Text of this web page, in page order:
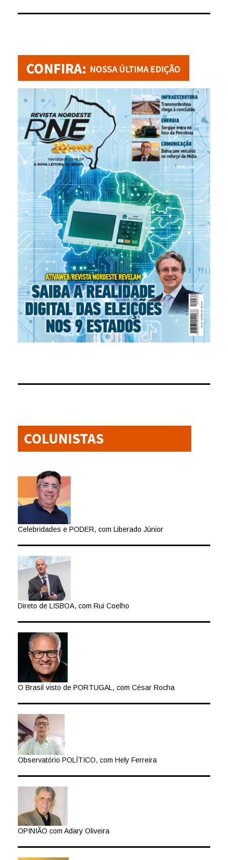
Celebridades e PODER, com Liberado Júnior
Direto de LISBOA, com Rui Coelho
O Brasil visto de PORTUGAL, com César Rocha
Observatório POLÍTICO, com Hely Ferreira
OPINIÃO com Adary Oliveira